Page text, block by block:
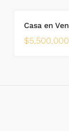
DESTACADO
$5,500,000